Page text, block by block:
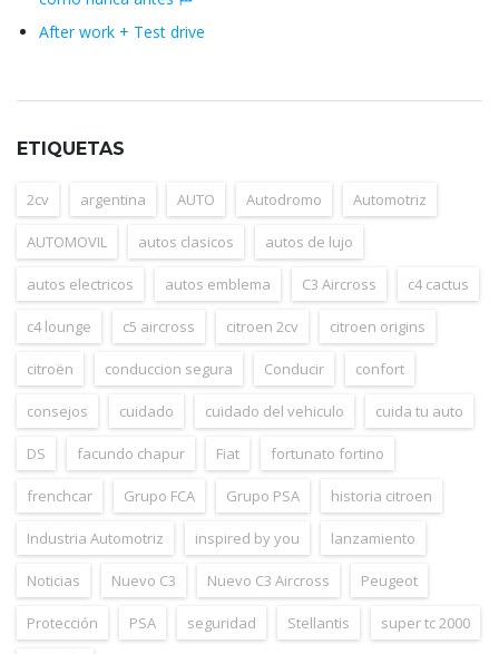
After work + Test drive
ETIQUETAS
2cv argentina AUTO Autodromo Automotriz
AUTOMOVIL autos clasicos autos de lujo
autos electricos autos emblema C3 Aircross c4 cactus
c4 lounge c5 aircross citroen 2cv citroen origins
citroën conduccion segura Conducir confort
consejos cuidado cuidado del vehiculo cuida tu auto
DS facundo chapur Fiat fortunato fortino
frenchcar Grupo FCA Grupo PSA historia citroen
Industria Automotriz inspired by you lanzamiento
Noticias Nuevo C3 Nuevo C3 Aircross Peugeot
Protección PSA seguridad Stellantis super tc 2000